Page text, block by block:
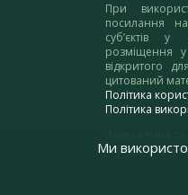
При
посилання
суб’єктів
розміщення
відкритого
цитований
Політика
Політика
адресу:
Ми